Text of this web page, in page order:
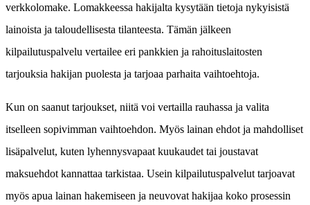
verkkolomake. Lomakkeessa hakijalta kysytään tietoja nykyisistä
lainoista ja taloudellisesta tilanteesta. Tämän jälkeen
kilpailutuspalvelu vertailee eri pankkien ja rahoituslaitosten
tarjouksia hakijan puolesta ja tarjoaa parhaita vaihtoehtoja.
Kun on saanut tarjoukset, niitä voi vertailla rauhassa ja valita
itselleen sopivimman vaihtoehdon. Myös lainan ehdot ja mahdolliset
lisäpalvelut, kuten lyhennysvapaat kuukaudet tai joustavat
maksuehdot kannattaa tarkistaa. Usein kilpailutuspalvelut tarjoavat
myös apua lainan hakemiseen ja neuvovat hakijaa koko prosessin